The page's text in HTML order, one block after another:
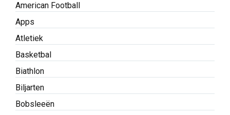
American Football
Apps
Atletiek
Basketbal
Biathlon
Biljarten
Bobsleeën